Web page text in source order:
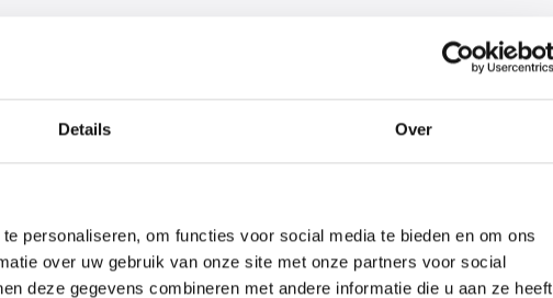
Details Over
personaliseren, om functies voor social media te bieden en om ons
over uw gebruik van onze site met onze partners voor social
deze gegevens combineren met andere informatie die u aan ze heeft
nieuwsbrief
Achternaam